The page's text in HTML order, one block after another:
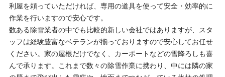
利屋を頼っていただければ、専用の道具を使って安全・効率的に
作業を行いますので安心です。
数ある除雪業者の中でも比較的新しい会社ではありますが、スタ
ッフは経験豊富なベテランが揃っておりますので安心してお任せ
ください。家の屋根だけでなく、カーポートなどの雪降ろしも喜
んで承ります。これまで数々の除雪作業に携わり、中には隣の家